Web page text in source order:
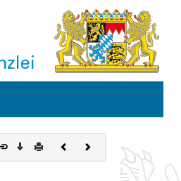
Download
DruckenVorherigesNächstes
Dokument